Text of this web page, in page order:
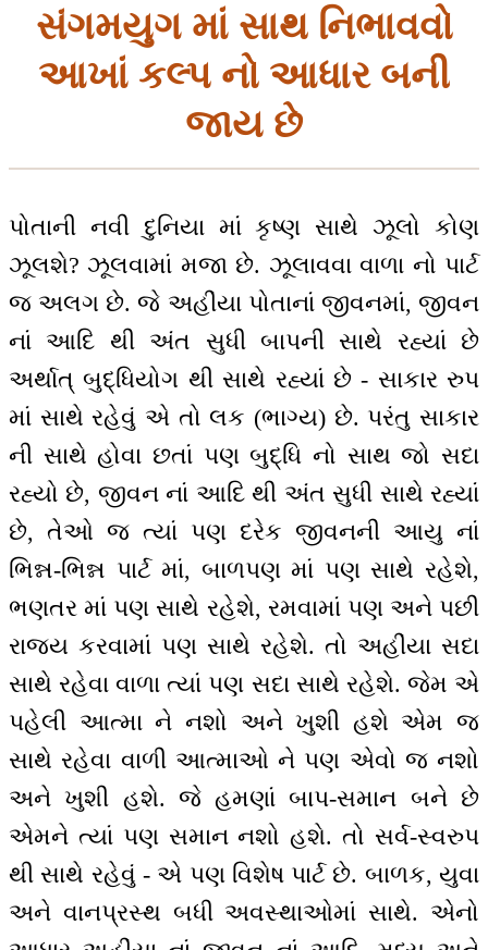
સંગમયુગ માં સાથ નિભાવવો
આખાં કલ્પ નો આધાર બની
જાય છે
પોતાની નવી દુનિયા માં કૃષ્ણ સાથે ઝૂલો કોણ
ઝૂલશે? ઝૂલવામાં મજા છે. ઝૂલાવવા વાળા નો પાર્ટ
જ અલગ છે. જે અહીંયા પોતાનાં જીવનમાં, જીવન
નાં આદિ થી અંત સુધી બાપની સાથે રહ્યાં છે
અર્થાત્ બુદ્ધિયોગ થી સાથે રહ્યાં છે - સાકાર રુપ
માં સાથે રહેવું એ તો લક (ભાગ્ય) છે. પરંતુ સાકાર
ની સાથે હોવા છતાં પણ બુદ્ધિ નો સાથ જો સદા
રહ્યો છે, જીવન નાં આદિ થી અંત સુધી સાથે રહ્યાં
છે, તેઓ જ ત્યાં પણ દરેક જીવનની આયુ નાં
ભિન્ન-ભિન્ન પાર્ટ માં, બાળપણ માં પણ સાથે રહેશે,
ભણતર માં પણ સાથે રહેશે, રમવામાં પણ અને પછી
રાજ્ય કરવામાં પણ સાથે રહેશે. તો અહીંયા સદા
સાથે રહેવા વાળા ત્યાં પણ સદા સાથે રહેશે. જેમ એ
પહેલી આત્મા ને નશો અને ખુશી હશે એમ જ
સાથે રહેવા વાળી આત્માઓ ને પણ એવો જ નશો
અને ખુશી હશે. જે હમણાં બાપ-સમાન બને છે
એમને ત્યાં પણ સમાન નશો હશે. તો સર્વ-સ્વરુપ
થી સાથે રહેવું - એ પણ વિશેષ પાર્ટ છે. બાળક, યુવા
અને વાનપ્રસ્થ બધી અવસ્થાઓમાં સાથે. એનો